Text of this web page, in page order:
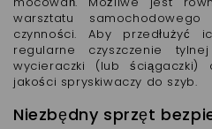
warsztatu
czynności. Aby przedłużyć
regularne czyszczenie
wycieraczki (lub ściągaczki)
jakości spryskiwaczy do szyb.
Niezbędny sprzęt